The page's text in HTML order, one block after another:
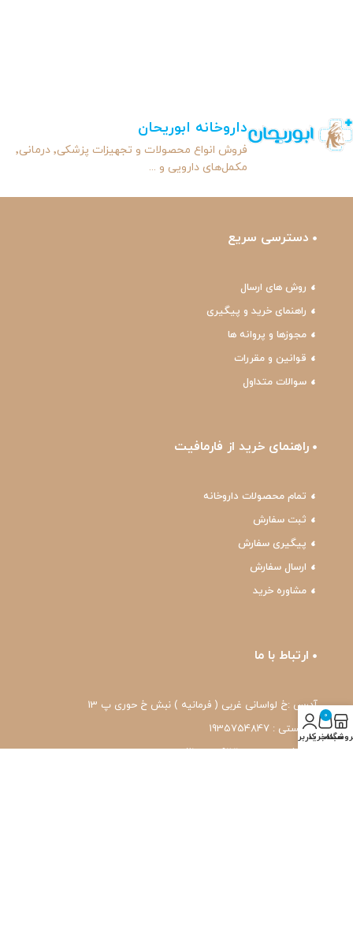
داروخانه ابوریحان
فروش انواع محصولات و تجهیزات پزشکی٬ درمانی٬
مکمل‌های دارویی و ...
دسترسی سریع
روش های ارسال
راهنمای خرید و پیگیری
مجوزها و پروانه ها
قوانین و مقررات
سوالات متداول
راهنمای خرید از فارمافیت
تمام محصولات داروخانه
ثبت سفارش
پیگیری سفارش
ارسال سفارش
مشاوره خرید
ارتباط با ما
آدرس :خ لواسانی غربی ( فرمانیه ) نبش خ حوری پ 13
کد پستی : 1935754847
شماره تماس: 22239171-۰۲۱
0
سبد خرید
حساب کاربری من